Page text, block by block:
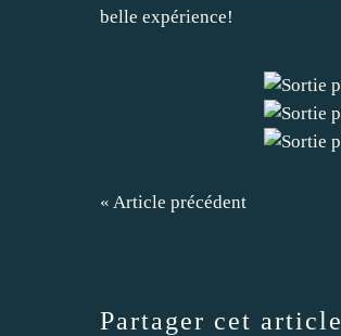
belle expérience!
« Article précédent
Partager cet article